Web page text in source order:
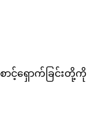
င့်ရှောက်ခြင်းတို့ကို ပ